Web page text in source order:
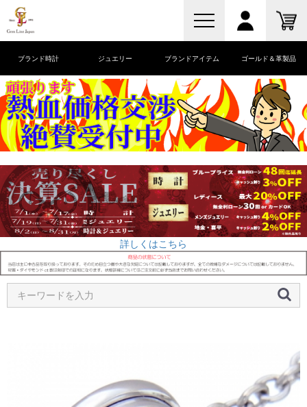
ブランド時計 ジュエリー ブランドアイテム ゴールド＆革製品
詳しくはこちら